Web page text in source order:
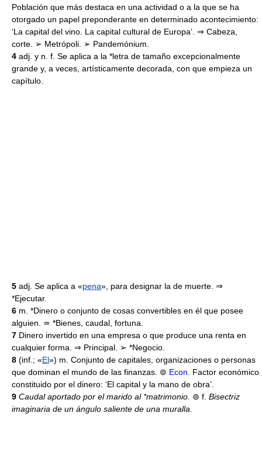
Población que más destaca en una actividad o a la que se ha
otorgado un papel preponderante en determinado acontecimiento:
‘La capital del vino. La capital cultural de Europa’. ⇒ Cabeza,
corte. ➢ Metrópoli. ➢ Pandemónium.
4 adj. y n. f. Se aplica a la *letra de tamaño excepcionalmente
grande y, a veces, artísticamente decorada, con que empieza un
capítulo.
5 adj. Se aplica a «pena», para designar la de muerte. ⇒
*Ejecutar.
6 m. *Dinero o conjunto de cosas convertibles en él que posee
alguien. ≃ *Bienes, caudal, fortuna.
7 Dinero invertido en una empresa o que produce una renta en
cualquier forma. ⇒ Principal. ➢ *Negocio.
8 (inf.; «El») m. Conjunto de capitales, organizaciones o personas
que dominan el mundo de las finanzas. ⊚ Econ.
Factor económico
constituido por el dinero: ‘El capital y la mano de obra’.
9 Caudal aportado por el marido al *matrimonio. ⊚ f. Bisectriz
imaginaria de un ángulo saliente de una muralla.